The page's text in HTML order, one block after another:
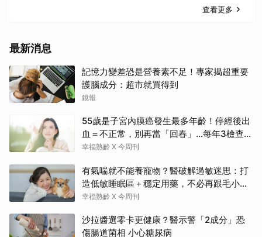
查看更多
最新消息
記憶力變差恐是營養素不足！專家揭超重要
護腦成分：超市就買得到
鏡報
55歲是子宮內膜癌發生最多年齡！停經後出
血＝不正常，別再當「回春」…每年3檢查保
命：早期治癒率達9成5
幸福熟齡 X 今周刊
有氣喘就不能養寵物？醫破解過敏迷思：打
造低敏睡眠區＋穩定用藥，不必再跟毛小孩
分離
幸福熟齡 X 今周刊
沙拉醬選零卡更健康？醫示警「2成分」恐
傷腸道菌相 小心糖尿病